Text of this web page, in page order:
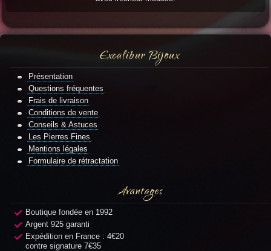
Excalibur Bijoux
Présentation
Questions fréquentes
Frais de livraison
Conditions de vente
Conseils & Astuces
Les Pierres Fines
Mentions légales
Formulaire de rétractation
Avantages
Boutique fondée en 1992
Argent 925 garanti
Expédition en France : 4€20
contre signature 7€35